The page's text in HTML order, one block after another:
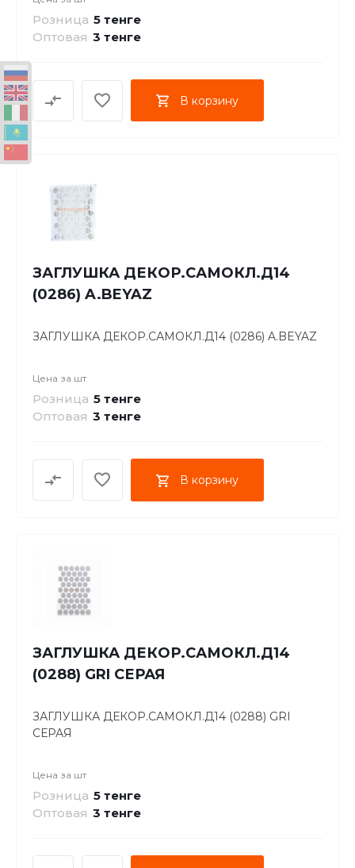
Розница 5 тенге
Оптовая 3 тенге
В корзину
ЗАГЛУШКА ДЕКОР.САМОКЛ.Д14
(0286) A.BEYAZ
ЗАГЛУШКА ДЕКОР.САМОКЛ.Д14 (0286) A.BEYAZ
Цена за шт
Розница 5 тенге
Оптовая 3 тенге
В корзину
ЗАГЛУШКА ДЕКОР.САМОКЛ.Д14
(0288) GRI СЕРАЯ
ЗАГЛУШКА ДЕКОР.САМОКЛ.Д14 (0288) GRI
СЕРАЯ
Цена за шт
Розница 5 тенге
Оптовая 3 тенге